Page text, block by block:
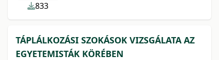
833
TÁPLÁLKOZÁSI SZOKÁSOK VIZSGÁLATA AZ
EGYETEMISTÁK KÖRÉBEN